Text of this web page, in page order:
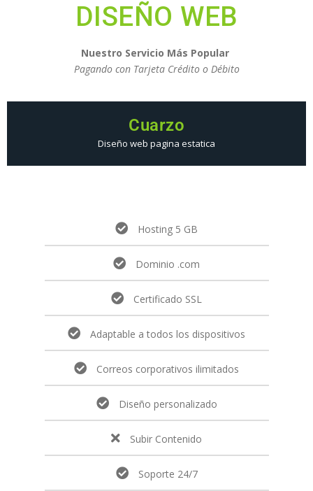
DISEÑO WEB
Nuestro Servicio Más Popular
Pagando con Tarjeta Crédito o Débito
Cuarzo
Diseño web pagina estatica
Hosting 5 GB
Dominio .com
Certificado SSL
Adaptable a todos los dispositivos
Correos corporativos ilimitados
Diseño personalizado
Subir Contenido
Soporte 24/7